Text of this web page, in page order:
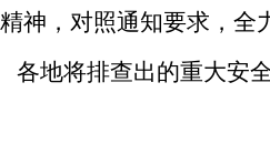
精神，对照通知要求，全
各地将排查出的重大安